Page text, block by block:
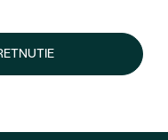
Možnosti doručenia